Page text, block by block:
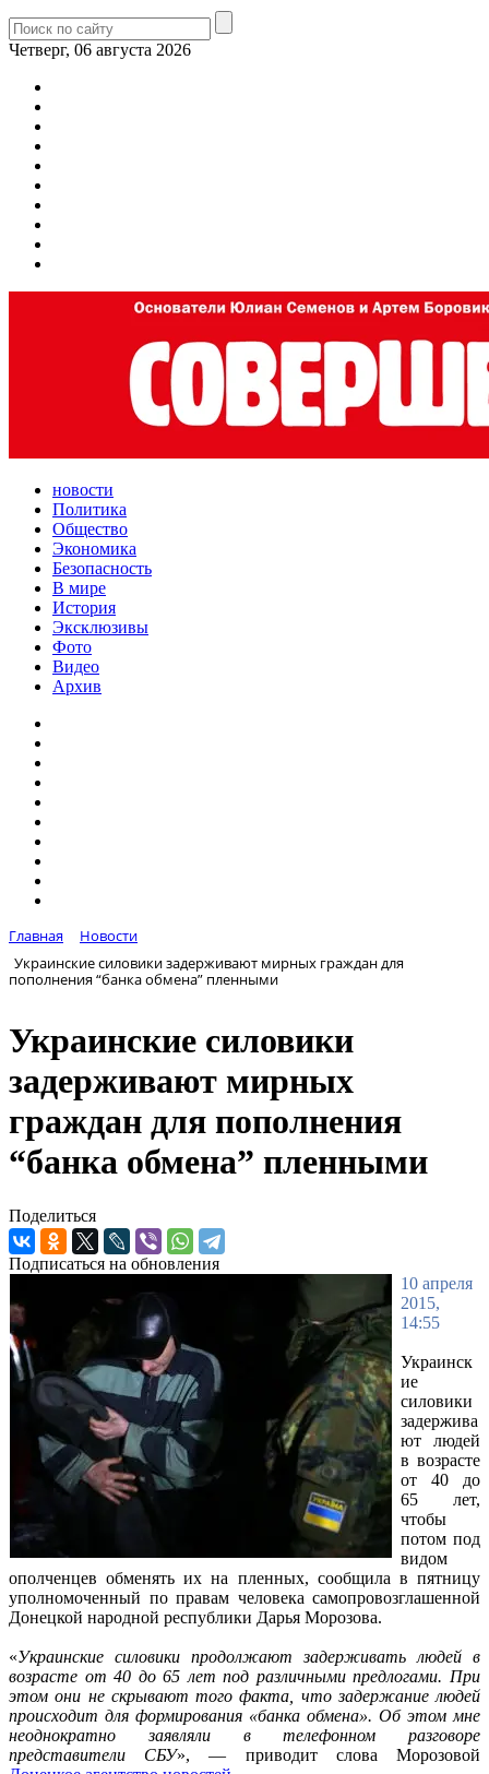
Четверг, 06 августа 2026
новости
Политика
Общество
Экономика
Безопасность
В мире
История
Эксклюзивы
Фото
Видео
Архив
Главная
Новости
Украинские силовики задерживают мирных граждан для
пополнения “банка обмена” пленными
Украинские силовики
задерживают мирных
граждан для пополнения
“банка обмена” пленными
Поделиться
Подписаться на обновления
10 апреля
2015,
14:55
Украинск
ие
силовики
задержива
ют людей
в возрасте
от 40 до
65 лет,
чтобы
потом под
видом
ополченцев обменять их на пленных, сообщила в пятницу
уполномоченный по правам человека самопровозглашенной
Донецкой народной республики Дарья Морозова.
«Украинские силовики продолжают задерживать людей в
возрасте от 40 до 65 лет под различными предлогами. При
этом они не скрывают того факта, что задержание людей
происходит для формирования «банка обмена». Об этом мне
неоднократно заявляли в телефонном разговоре
представители СБУ», — приводит слова Морозовой